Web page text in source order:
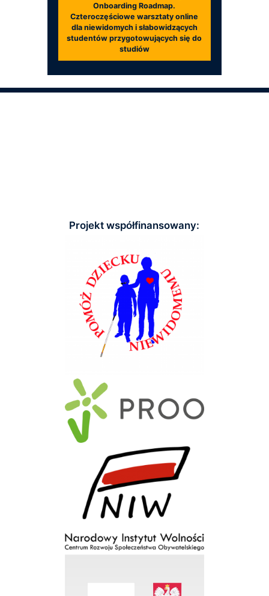
Onboarding Roadmap.
Czteroczęściowe warsztaty online
dla niewidomych i słabowidzących
studentów przygotowujących się do
studiów
Projekt współfinansowany: